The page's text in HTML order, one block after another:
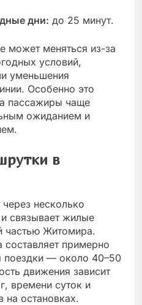
дни: до 25 минут.
может меняться из-за
условий,
уменьшения
Особенно это
пассажиры чаще
ожиданием и
в
несколько
связывает жилые
частью Житомира.
примерно
поездки — около 40–50
движения зависит
времени суток и
на остановках.